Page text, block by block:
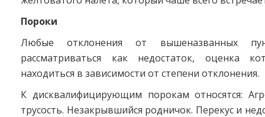
Пороки
Любые отклонения от вышеназванных
рассматриваться как недостаток, оценка
находиться в зависимости от степени отклонения.
К дисквалифицирующим порокам относятся:
трусость. Незакрывшийся родничок. Перекус и